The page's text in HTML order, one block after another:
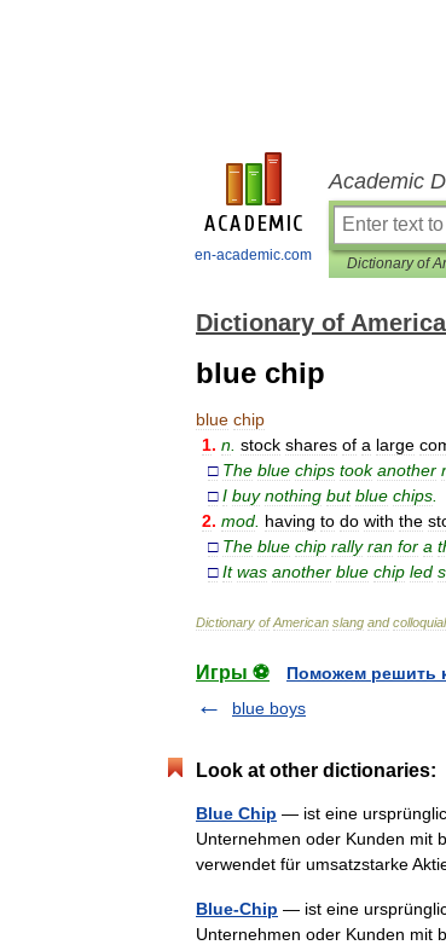
en-academic.com
Academic
Dictionary of
blue chip
blue chip
1. n stock shares of a large
□ The blue chips took another
□ I buy nothing but blue chips
2. mod having to do with the
□ The blue chip rally ran for a
□ It was another blue chip led
Dictionary of American slang and colloquial
Игры ⚽
Поможем решить
blue boys
Look at other dictionaries:
Blue Chip — ist eine
Unternehmen oder Kunden mit
verwendet für umsatzstarke
Blue-Chip — ist eine
Unternehmen oder Kunden mit